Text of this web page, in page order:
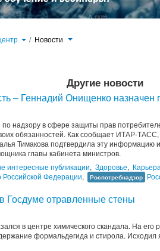
/ Новости
Другие новости
– Геннадий Онищенко
надзору в сфере защиты прав
обязанностей. Как сообщает ИТАР-
Тимакова подтвердила эту
главы кабинета министров.
интересные публикации, Здоровье,
Российской Федерации, Роспотребнадзор
Госдуме отравленные стены
в центре химического скандала. На его
формальдегида и стирола. Исходил